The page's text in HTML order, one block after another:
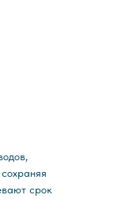
срок